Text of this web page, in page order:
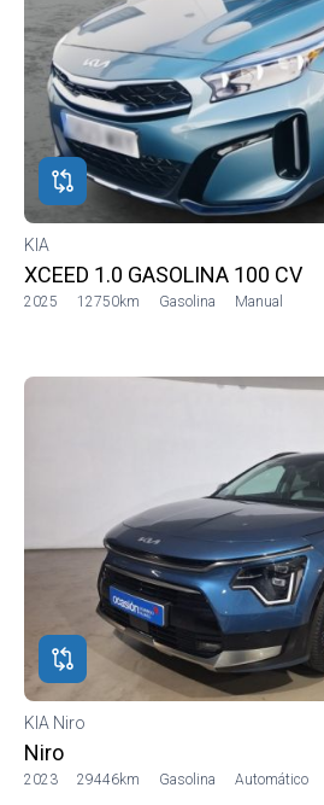
KIA
XCEED 1.0 GASOLINA 100 CV
2025 12750km Gasolina Manual
KIA Niro
Niro
2023 29446km Gasolina Automático